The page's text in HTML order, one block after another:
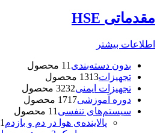
مقدماتی HSE
اطلاعات بیشتر
بدون دسته‌بندی 1 1 محصول
تجهیزات
1313 محصول
تجهیزات ایمنی
3232 محصول
دوره آموزشی
1717 محصول
سیستم‌های تنفسی
1 1 محصول
پالاینده‌ی هوا در دم و بازدم 1 محصول